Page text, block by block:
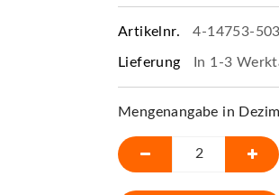
Artikelnr. 4-14753-
Lieferung In 1-3
Mengenangabe in